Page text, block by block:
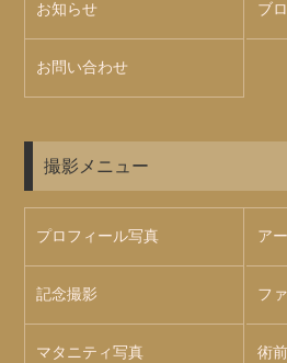
お知らせ ブ
お問い合わせ
撮影メニュー
プロフィール写真 ア
記念撮影 フ
マタニティ写真 術